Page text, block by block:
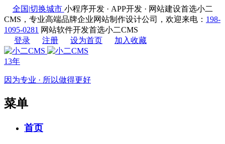
全国|切换城市 小程序开发 · APP开发 · 网站建设首选小二
CMS，专业高端品牌企业网站制作设计公司，欢迎来电： 198-
1095-0281 网站软件开发首选小二CMS
登录
注册 设为首页 加入收藏
13年
因为专业 · 所以做得更好
菜单
首页